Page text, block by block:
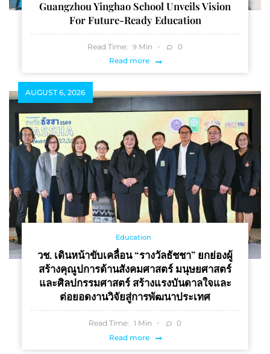
Guangzhou Yinghao School Unveils Vision
For Future-Ready Education
Read Time: 9 Min
0
Read more
AUGUST 6, 2026
Education
วช. เดินหน้าขับเคลื่อน “รางวัลธัชชา” ยกย่องผู้
สร้างคุณูปการด้านสังคมศาสตร์ มนุษยศาสตร์
และศิลปกรรมศาสตร์ สร้างแรงบันดาลใจและ
ต่อยอดงานวิจัยสู่การพัฒนาประเทศ
Read Time: 1 Min
0
Read more